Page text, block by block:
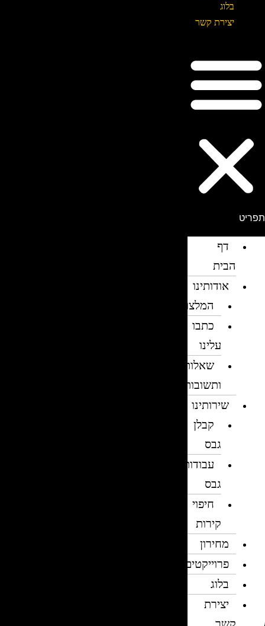
בלוג
יצירת קשר
דף
הבית
אודותינו
המלצות
כתבו
עלינו
שאלות
ותשובות
שירותינו
קבלן
גבס
עבודות
גבס
חיפוי
קירות
מחירון
פרוייקטים
בלוג
יצירת